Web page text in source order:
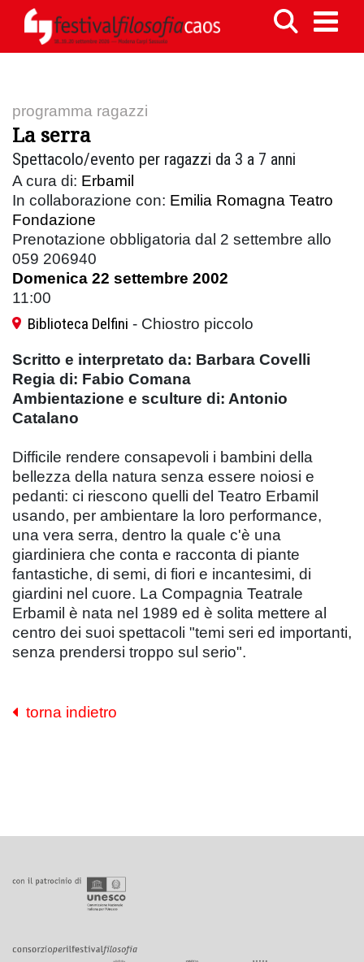
programma ragazzi
La serra
Spettacolo/evento per ragazzi da 3 a 7 anni
A cura di: Erbamil
In collaborazione con: Emilia Romagna Teatro
Fondazione
Prenotazione obbligatoria dal 2 settembre allo
059 206940
Domenica 22 settembre 2002
11:00
Biblioteca Delfini - Chiostro piccolo
Scritto e interpretato da: Barbara Covelli
Regia di: Fabio Comana
Ambientazione e sculture di: Antonio
Catalano
Difficile rendere consapevoli i bambini della
bellezza della natura senza essere noiosi e
pedanti: ci riescono quelli del Teatro Erbamil
usando, per ambientare la loro performance,
una vera serra, dentro la quale c'è una
giardiniera che conta e racconta di piante
fantastiche, di semi, di fiori e incantesimi, di
giardini nel cuore. La Compagnia Teatrale
Erbamil è nata nel 1989 ed è solita mettere al
centro dei suoi spettacoli "temi seri ed importanti,
senza prendersi troppo sul serio".
torna indietro